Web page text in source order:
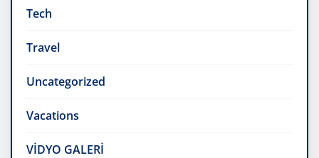
Tech
Travel
Uncategorized
Vacations
VİDYO GALERİ